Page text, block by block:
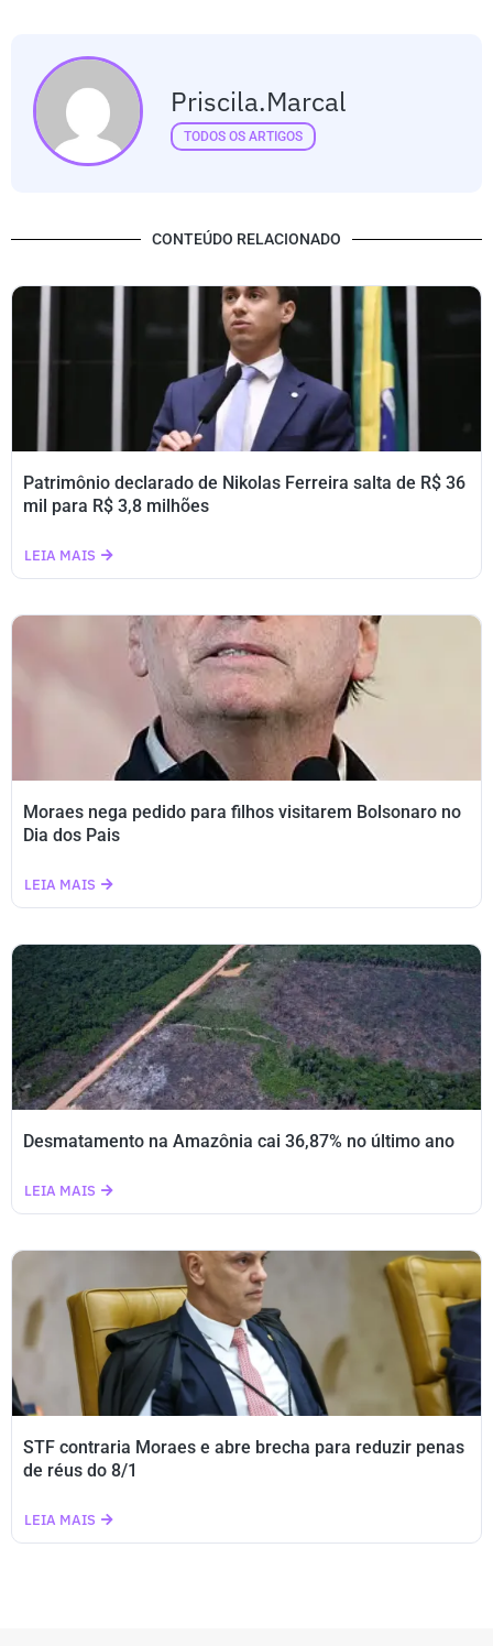
Priscila.marcal
TODOS OS ARTIGOS
CONTEÚDO RELACIONADO
Patrimônio declarado de Nikolas Ferreira salta de R$ 36
mil para R$ 3,8 milhões
LEIA MAIS
Moraes nega pedido para filhos visitarem Bolsonaro no
Dia dos Pais
LEIA MAIS
Desmatamento na Amazônia cai 36,87% no último ano
LEIA MAIS
STF contraria Moraes e abre brecha para reduzir penas
de réus do 8/1
LEIA MAIS